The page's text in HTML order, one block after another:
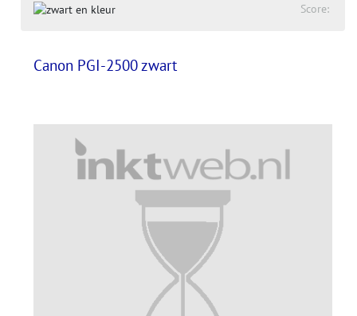
Score:
Canon PGI-2500 zwart